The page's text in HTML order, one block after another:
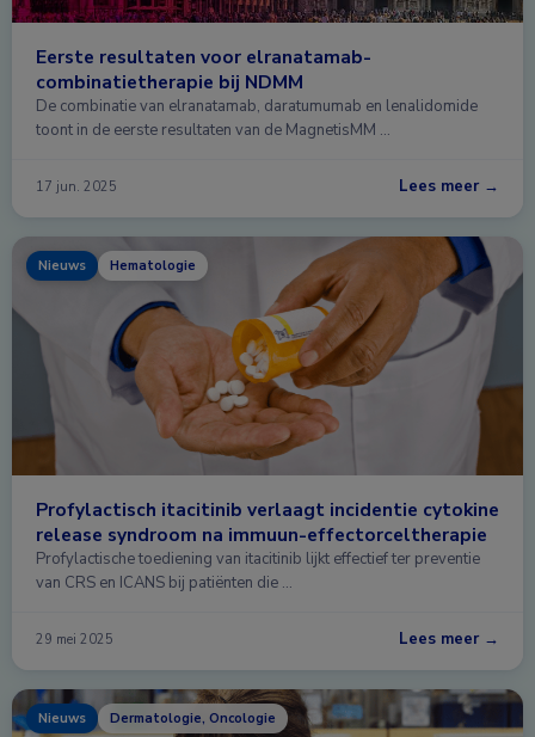
Eerste resultaten voor elranatamab-
combinatietherapie bij NDMM
De combinatie van elranatamab, daratumumab en lenalidomide
toont in de eerste resultaten van de MagnetisMM …
17 jun. 2025 Lees meer →
Nieuws Hematologie
Profylactisch itacitinib verlaagt incidentie cytokine
release syndroom na immuun-effectorceltherapie
Profylactische toediening van itacitinib lijkt effectief ter preventie
van CRS en ICANS bij patiënten die …
29 mei 2025 Lees meer →
Nieuws Dermatologie, Oncologie